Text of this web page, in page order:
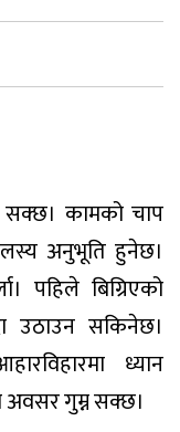
सक्छ। कामको चाप
अनुभूति हुनेछ।
पहिले बिग्रिएको
उठाउन सकिनेछ।
ध्यान
अवसर गुम्न सक्छ।